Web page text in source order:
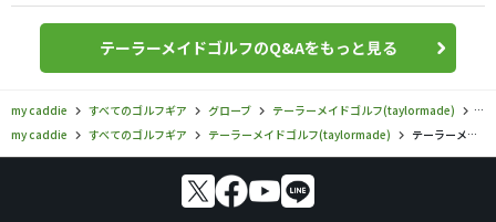
テーラーメイドゴルフのQ&Aをもっと見る
my caddie すべてのゴルフギア グローブ テーラーメイドゴルフ(taylormade)
テ
my caddie
すべてのゴルフギア テーラーメイドゴルフ(taylormade) テーラーメイドゴルフ／／インタークロス 5.0 グローブの口コミ評価